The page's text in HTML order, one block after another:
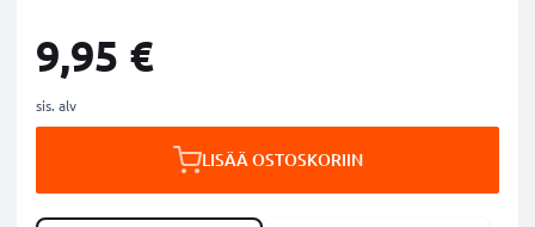
9,95 €
sis. alv
LISÄÄ OSTOSKORIIN